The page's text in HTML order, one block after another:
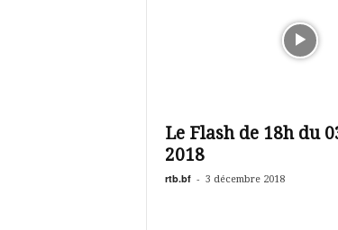
Le Flash de 18h du
2018
rtb.bf - 3 décembre 2018